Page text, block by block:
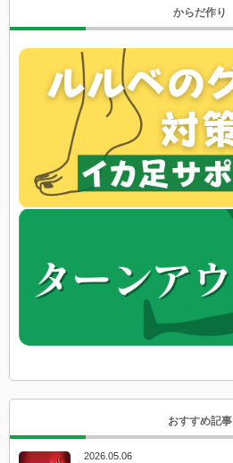
からだ作り
おすすめ記事
2026.05.06